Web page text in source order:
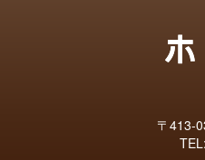
〒413-
TEL: